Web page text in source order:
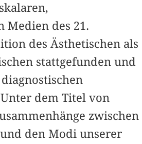
Medien des 21.
des Ästhetischen als
stattgefunden und
dem Titel von
zwischen
den Modi unserer